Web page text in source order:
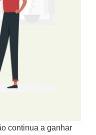
continua a ganhar